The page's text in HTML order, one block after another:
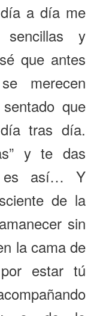
a día me
y
que antes
merecen
que
tras día.
y te das
es así… Y
de la
sin
la cama de
estar tú